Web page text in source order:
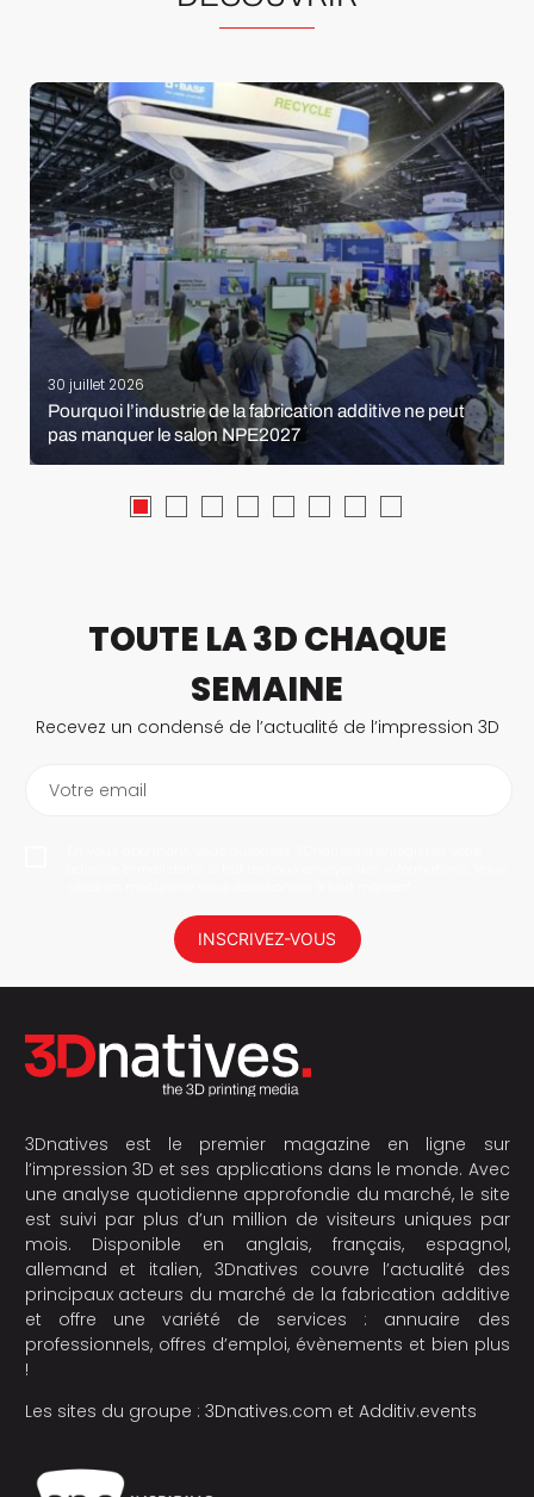
30 juillet 2026
Pourquoi l’industrie de la fabrication additive ne peut
pas manquer le salon NPE2027
TOUTE LA 3D CHAQUE
SEMAINE
Recevez un condensé de l’actualité de l’impression 3D
Votre email
INSCRIVEZ-VOUS
3Dnatives est le premier magazine en ligne sur
l’impression 3D et ses applications dans le monde. Avec
une analyse quotidienne approfondie du marché, le site
est suivi par plus d’un million de visiteurs uniques par
mois. Disponible en anglais, français, espagnol,
allemand et italien, 3Dnatives couvre l’actualité des
principaux acteurs du marché de la fabrication additive
et offre une variété de services : annuaire des
professionnels, offres d’emploi, évènements et bien plus
!
Les sites du groupe : 3Dnatives.com et Additiv.events